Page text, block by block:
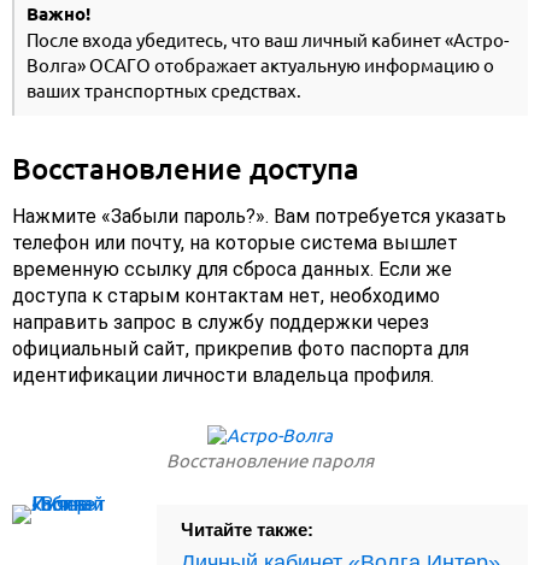
Важно!
После входа убедитесь, что ваш личный кабинет «Астро-
Волга» ОСАГО отображает актуальную информацию о
ваших транспортных средствах.
Восстановление доступа
Нажмите «Забыли пароль?». Вам потребуется указать
телефон или почту, на которые система вышлет
временную ссылку для сброса данных. Если же
доступа к старым контактам нет, необходимо
направить запрос в службу поддержки через
официальный сайт, прикрепив фото паспорта для
идентификации личности владельца профиля.
Восстановление пароля
Читайте также: